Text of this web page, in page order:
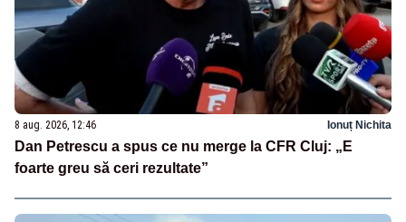
8 aug. 2026, 12:46 Ionuț Nichita
Dan Petrescu a spus ce nu merge la CFR Cluj: „E
foarte greu să ceri rezultate”